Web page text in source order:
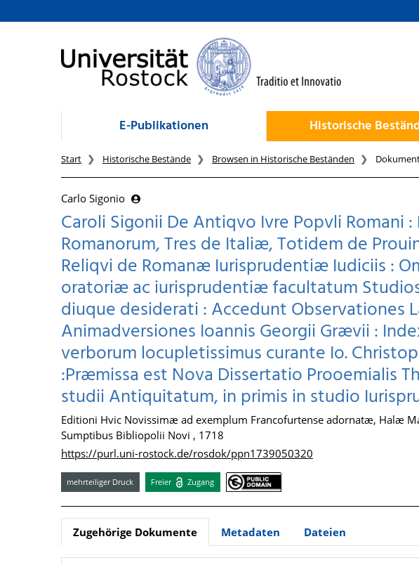
zum Inhalt
E-Publikationen Historische
Start Historische Bestände Browsen in Historische Beständen
Carlo Sigonio
Caroli Sigonii De Antiqvo Ivre Popvli Romani
Romanorum, Tres de Italiæ, Totidem de
Reliqvi de Romanæ Iurisprudentiæ Iudiciis :
oratoriæ ac iurisprudentiæ facultatum
diuque desiderati : Accedunt Observationes
Animadversiones Ioannis Georgii Grævii :
verborum locupletissimus curante Io.
:Præmissa est Nova Dissertatio Prooemialis
studii Antiquitatum, in primis in studio
Editioni Hvic Novissimæ ad exemplum Francofurtense adornatæ, Halæ
Sumptibus Bibliopolii Novi , 1718
https://purl.uni-rostock.de/rosdok/ppn1739050320
mehrteiliger Druck Freier Zugang
Zugehörige Dokumente Metadaten Dateien